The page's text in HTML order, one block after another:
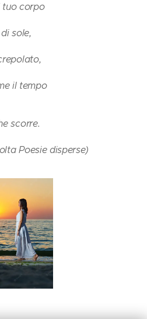
tuo corpo
di sole,
il tempo
scorre.
Poesie disperse)